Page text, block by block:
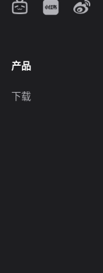
产品
下载